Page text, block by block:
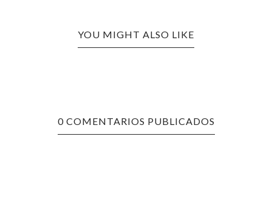
YOU MIGHT ALSO LIKE
0 COMENTARIOS PUBLICADOS